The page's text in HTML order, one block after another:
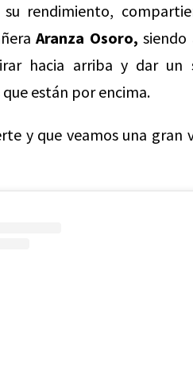
rendimiento,
Aranza Osoro,
hacia arriba y dar un
están por encima.
y que veamos una